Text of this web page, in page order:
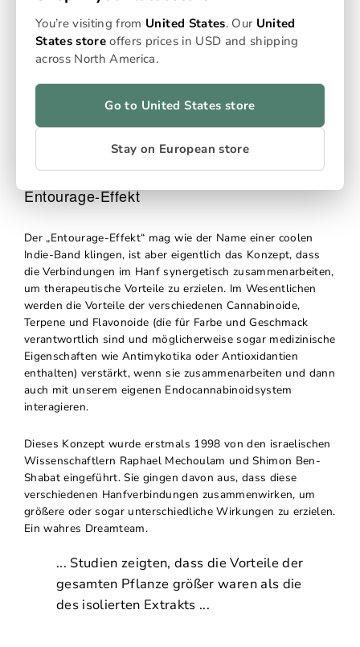
entspannender macht oder ein Kissenspray mit
Lavendelduft Ihnen beim Einschlafen hilft, liegt das am
Terpen Linalool. Linalool hat eine Reihe von Vorteilen, wie
Stress und die Stärkung des Immunsystems. Zu den
anderen gängigen Hanf-Terpenen gehören Limonen, das
zitronig riecht und als Stimmungsaufheller wirken kann,
seine äußerst entspannenden, schlaffördernden
Eigenschaften bekannt ist.
Entourage-Effekt
Der „Entourage-Effekt“ mag wie der Name einer coolen
Indie-Band klingen, ist aber eigentlich das Konzept, dass
die Verbindungen im Hanf synergetisch zusammenarbeiten,
um therapeutische Vorteile zu erzielen. Im Wesentlichen
werden die Vorteile der verschiedenen Cannabinoide,
Terpene und Flavonoide (die für Farbe und Geschmack
verantwortlich sind und möglicherweise sogar medizinische
Eigenschaften wie Antimykotika oder Antioxidantien
enthalten) verstärkt, wenn sie zusammenarbeiten und dann
auch mit unserem eigenen Endocannabinoidsystem
interagieren.
Dieses Konzept wurde erstmals 1998 von den israelischen
Wissenschaftlern Raphael Mechoulam und Shimon Ben-
Shabat eingeführt. Sie gingen davon aus, dass diese
verschiedenen Hanfverbindungen zusammenwirken, um
größere oder sogar unterschiedliche Wirkungen zu erzielen.
Ein wahres Dreamteam.
... Studien zeigten, dass die Vorteile der
gesamten Pflanze größer waren als die
des isolierten Extrakts ...
You’re visiting from United States. Our United
States store offers prices in USD and shipping
across North America.
Go to United States store
Stay on European store